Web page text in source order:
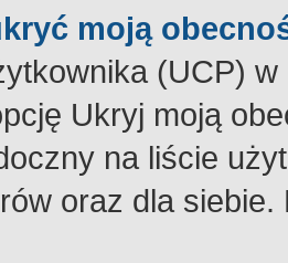
moją
(UCP) w
Ukryj moją
na liście
oraz dla